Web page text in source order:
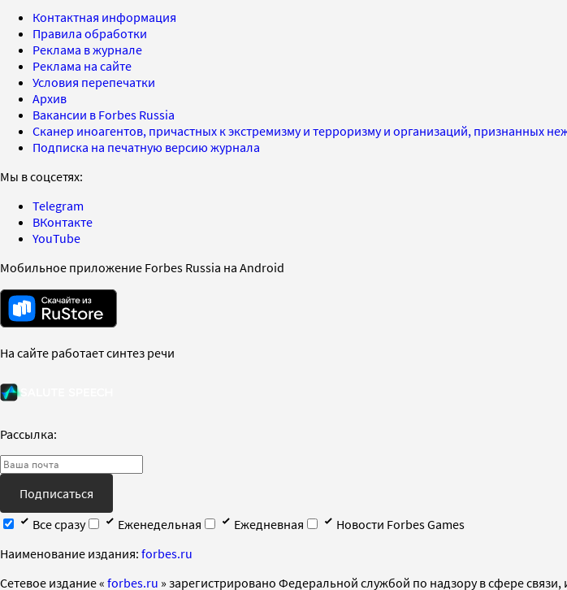
Контактная информация
Правила обработки
Реклама в журнале
Реклама на сайте
Условия перепечатки
Архив
Вакансии в Forbes Russia
Сканер иноагентов, причастных к экстремизму и терроризму и организаций, признанных
Подписка на печатную версию журнала
Мы в соцсетях:
Telegram
ВКонтакте
YouTube
Мобильное приложение Forbes Russia на Android
На сайте работает синтез речи
Рассылка:
Подписаться
Все сразу
Еженедельная Ежедневная
Новости Forbes Games
Наименование издания: forbes.ru
Cетевое издание « forbes.ru » зарегистрировано Федеральной службой по надзору в сфере